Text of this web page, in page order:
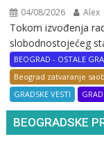
04/08/2026 Alex
Tokom izvođenja
slobodnostojećeg
BEOGRAD - OSTALE
Beograd zatvaranje
GRADSKE VESTI
BEOGRADSKE